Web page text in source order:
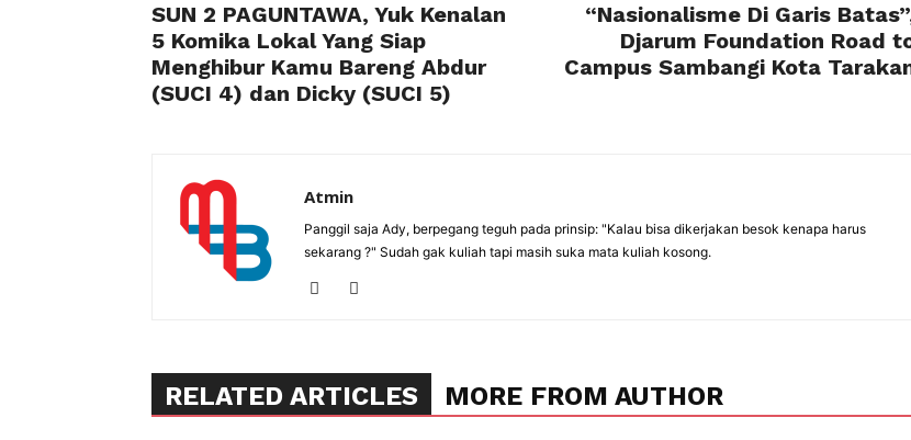
SUN 2 PAGUNTAWA, Yuk Kenalan
5 Komika Lokal Yang Siap
Menghibur Kamu Bareng Abdur
(SUCI 4) dan Dicky (SUCI 5)
“Nasionalisme Di Garis
Djarum Foundation Road
Campus Sambangi Kota
Atmin
Panggil saja Ady, berpegang teguh pada prinsip: "Kalau bisa dikerjakan besok kenapa harus
sekarang ?" Sudah gak kuliah tapi masih suka mata kuliah kosong.
RELATED ARTICLES MORE FROM AUTHOR